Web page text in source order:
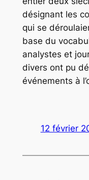
désignant les
qui se
base du
analystes et
divers ont pu
événements à
12 février